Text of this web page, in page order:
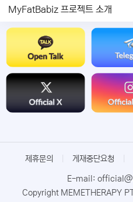
MyFatBabiz 프로젝트 소개
제휴문의 게재중단요청
E-mail:
Copyright MEMETHERAPY